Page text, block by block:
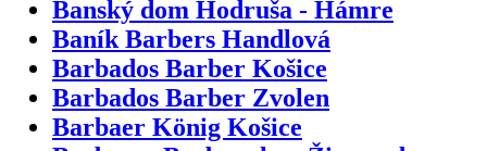
Banský dom Hodruša - Hámre
Baník Barbers Handlová
Barbados Barber Košice
Barbados Barber Zvolen
Barbaer König Košice